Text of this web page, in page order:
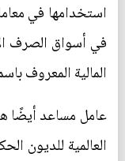
المالية المعروف
العالمية للديون